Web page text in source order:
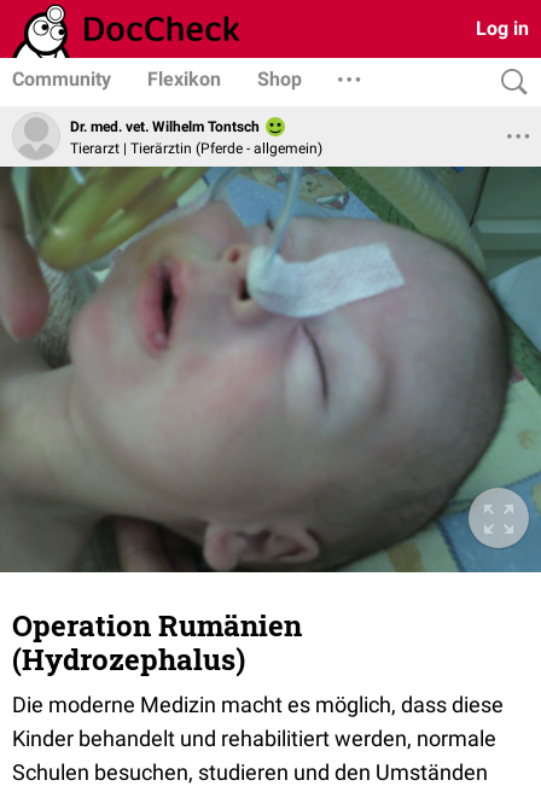
Log in
Community Flexikon Shop
Dr. med. vet. Wilhelm Tontsch
Tierarzt | Tierärztin (Pferde - allgemein)
Operation Rumänien
(Hydrozephalus)
Die moderne Medizin macht es möglich, dass diese
Kinder behandelt und rehabilitiert werden, normale
Schulen besuchen, studieren und den Umständen